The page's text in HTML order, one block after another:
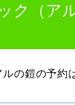
ク（ア
の鎧の予約